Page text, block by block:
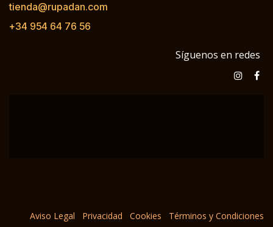
tienda@rupadan.com
+34 954 64 76 56
Síguenos en redes
Aviso Legal Privacidad Cookies Términos y Condiciones